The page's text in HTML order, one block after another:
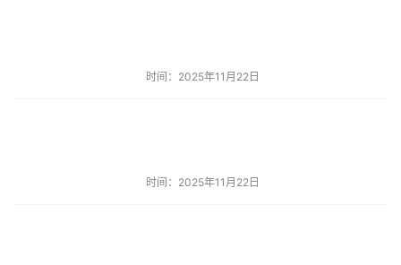
时间：2025年11月22日
时间：2025年11月22日